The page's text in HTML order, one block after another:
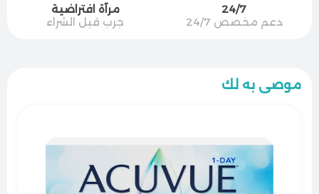
24/7
دعم مخصص 24/7
مرآة افتراضية
جرب قبل الشراء
موصى به لك